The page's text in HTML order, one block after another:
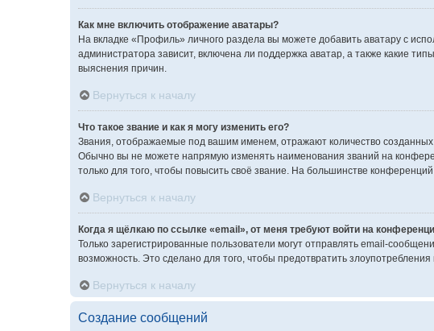
Как мне включить отображение аватары?
На вкладке «Профиль» личного раздела вы можете добавить аватару с
администратора зависит, включена ли поддержка аватар, а также какие
выяснения причин.
Вернуться к началу
Что такое звание и как я могу изменить его?
Звания, отображаемые под вашим именем, отражают количество
Обычно вы не можете напрямую изменять наименования званий на
только для того, чтобы повысить своё звание. На большинстве
Вернуться к началу
Когда я щёлкаю по ссылке «email», от меня требуют войти на
Только зарегистрированные пользователи могут отправлять email-
возможность. Это сделано для того, чтобы предотвратить
Вернуться к началу
Создание сообщений